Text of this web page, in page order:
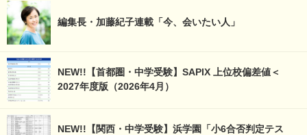
編集長・加藤紀子連載「今、会いたい人」
NEW!!【首都圏・中学受験】SAPIX 上位校偏差値＜
2027年度版（2026年4月）
NEW!!【関西・中学受験】浜学園「小6合否判定テス